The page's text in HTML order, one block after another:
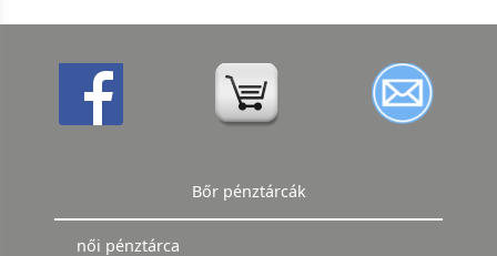
Bőr pénztárcák
női pénztárca